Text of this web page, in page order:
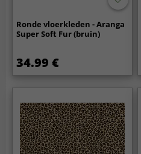
Ronde vloerkleden - Aranga
Super Soft Fur (bruin)
34.99 €